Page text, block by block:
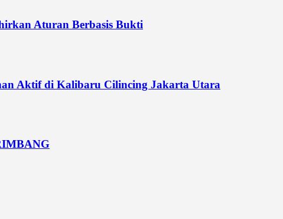
Aturan Berbasis Bukti
Aktif di Kalibaru Cilincing Jakarta Utara